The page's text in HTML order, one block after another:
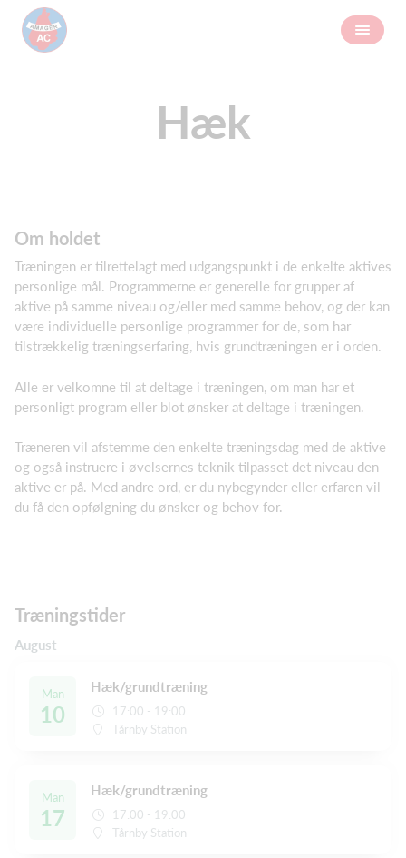
Hæk
Om holdet
Træningen er tilrettelagt med udgangspunkt i de enkelte aktives
personlige mål. Programmerne er generelle for grupper af
aktive på samme niveau og/eller med samme behov, og der kan
være individuelle personlige programmer for de, som har
tilstrækkelig træningserfaring, hvis grundtræningen er i orden.
Alle er velkomne til at deltage i træningen, om man har et
personligt program eller blot ønsker at deltage i træningen.
Træneren vil afstemme den enkelte træningsdag med de aktive
og også instruere i øvelsernes teknik tilpasset det niveau den
aktive er på. Med andre ord, er du nybegynder eller erfaren vil
du få den opfølgning du ønsker og behov for.
Træningstider
August
Man
10
Hæk/grundtræning
17:00 - 19:00
Tårnby Station
Man
17
Hæk/grundtræning
17:00 - 19:00
Tårnby Station